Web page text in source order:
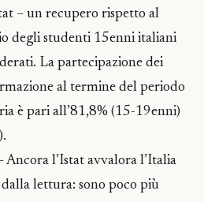
– un recupero rispetto al
degli studenti 15enni italiani
La partecipazione dei
al termine del periodo
è pari all’81,8% (15-19enni)
l’Istat avvalora l’Italia
lettura: sono poco più